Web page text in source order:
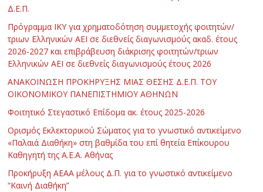
Δ.Ε.Π.
Πρόγραμμα ΙΚΥ για χρηματοδότηση συμμετοχής φοιτητών/
τριων Ελληνικών ΑΕΙ σε διεθνείς διαγωνισμούς ακαδ. έτους
2026-2027 και επιβράβευση διάκρισης φοιτητών/τριων
Ελληνικών ΑΕΙ σε διεθνείς διαγωνισμούς έτους 2026
ΑΝΑΚΟΙΝΩΣΗ ΠΡΟΚΗΡΥΞΗΣ ΜΙΑΣ ΘΕΣΗΣ Δ.Ε.Π. ΤΟΥ
ΟΙΚΟΝΟΜΙΚΟΥ ΠΑΝΕΠΙΣΤΗΜΙΟΥ ΑΘΗΝΩΝ
Φοιτητικό Στεγαστικό Επίδομα ακ. έτους 2025-2026
Ορισμός Εκλεκτορικού Σώματος για το γνωστικό αντικείμενο
«Παλαιά Διαθήκη» στη βαθμίδα του επί θητεία Επίκουρου
Καθηγητή της Α.Ε.Α. Αθήνας
Προκήρυξη ΑΕΑΑ μέλους Δ.Π. για το γνωστικό αντικείμενο
“Καινή Διαθήκη”